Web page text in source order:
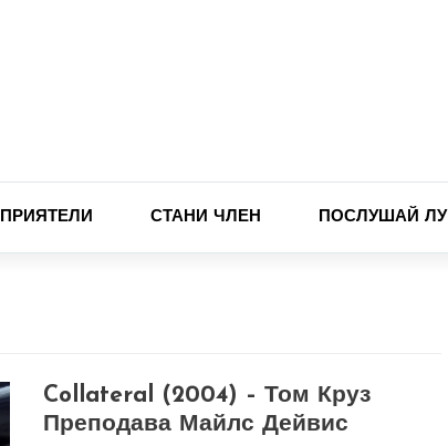
ПРИЯТЕЛИ СТАНИ ЧЛЕН ПОСЛУШАЙ ЛУ
Collateral (2004) – Том Круз
Преподава Майлс Дейвис